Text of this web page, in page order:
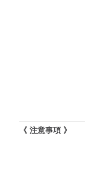
《 注意事項 》